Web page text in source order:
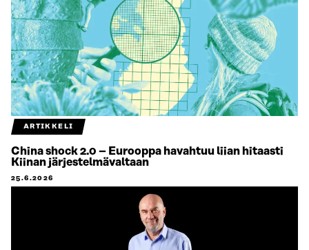
ARTIKKELI
China shock 2.0 – Eurooppa havahtuu liian hitaasti
Kiinan järjestelmävaltaan
25.6.2026